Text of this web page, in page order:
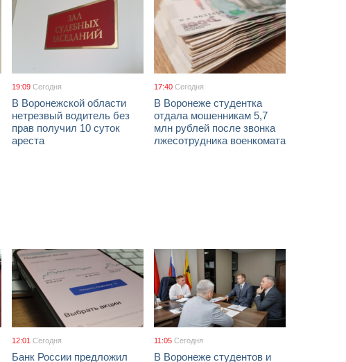
19:09 Сегодня
В Воронежской области
нетрезвый водитель без
прав получил 10 суток
ареста
17:40 Сегодня
В Воронеже студентка
отдала мошенникам 5,7
млн рублей после звонка
лжесотрудника военкомата
12:01 Сегодня
Банк России предложил
11:05 Сегодня
В Воронеже студентов и